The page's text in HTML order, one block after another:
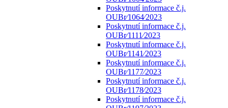
Poskytnutí informace č.j.
OUBr⁄1064⁄2023
Poskytnutí informace č.j.
OUBr⁄1111⁄2023
Poskytnutí informace č.j.
OUBr⁄1141⁄2023
Poskytnutí informace č.j.
OUBr⁄1177⁄2023
Poskytnutí informace č.j.
OUBr⁄1178⁄2023
Poskytnutí informace č.j.